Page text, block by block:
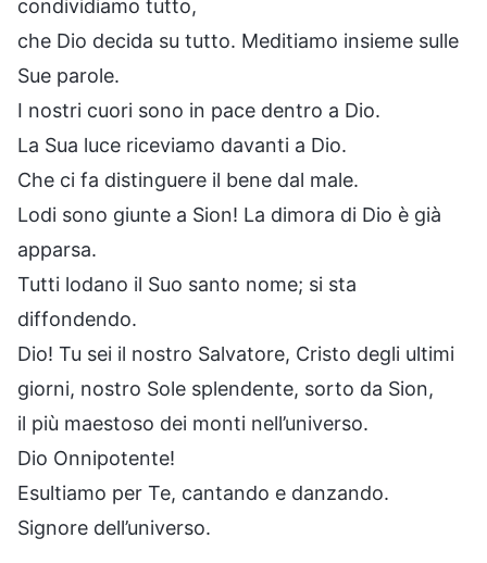
condividiamo tutto,
che Dio decida su tutto. Meditiamo insieme sulle
Sue parole.
I nostri cuori sono in pace dentro a Dio.
La Sua luce riceviamo davanti a Dio.
Che ci fa distinguere il bene dal male.
Lodi sono giunte a Sion! La dimora di Dio è già
apparsa.
Tutti lodano il Suo santo nome; si sta
diffondendo.
Dio! Tu sei il nostro Salvatore, Cristo degli ultimi
giorni, nostro Sole splendente, sorto da Sion,
il più maestoso dei monti nell’universo.
Dio Onnipotente!
Esultiamo per Te, cantando e danzando.
Signore dell’universo.